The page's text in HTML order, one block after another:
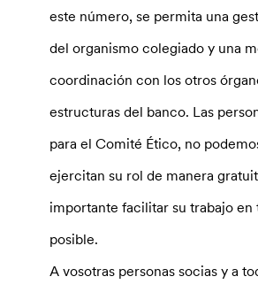
este número, se permita una
del organismo colegiado y una
coordinación con los otros
estructuras del banco. Las
para el Comité Ético, no
ejercitan su rol de manera
importante facilitar su trabajo en
posible.
A vosotras personas socias y a